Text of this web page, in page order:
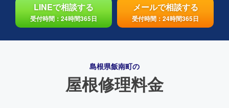
LINEで相談する
受付時間：24時間365日
メールで相談する
受付時間：24時間365日
島根県飯南町の
屋根修理料金